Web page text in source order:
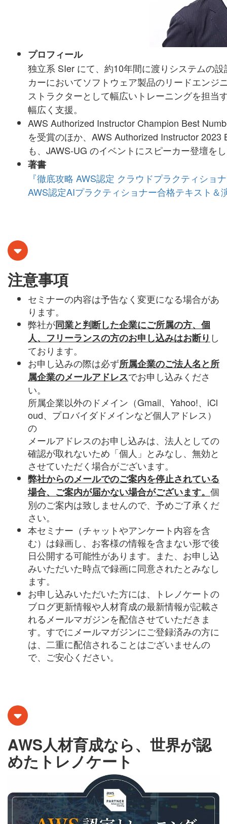
プロフィール
独立系 SIer にて、約10年間に渡りシステムの
カーにおいてソフトウェア製品のリードエンジ
ストラクターとして幅広いトレーニングを担
幅広く支援。
AWS Authorized Instructor Champion Best
を受賞のほか、AWS Authorized Instructor
も、JAWS-UG のイベントにスピーカー登壇を
著書
『徹底攻略 AWS認定 クラウドプラクティショ
AWS認定AIプラクティショナー合格テキスト＆
注意事項
セミナーの内容は予告なく変更になる場合があ
ります。
弊社が同業と判断した企業にご所属の方、個
人、フリーランスの方のお申し込みはお断り し
ております。
お申し込みの際は必ず所属企業のご法人名と所
属企業のメールアドレスでお申し込みくださ
い。
所属企業以外のドメイン（Gmail、 Yahoo!、 iCl
oud、プロバイダドメインなど個人アドレス）
の
メールアドレスのお申し込みは、法人としての
確認が取れないため「個人」とみなし、無効と
させていただく場合がございます。
弊社からのメールでのご案内を停止されている
場合、ご案内が届かない場合がございます。 個
別のご案内は致しませんので、予めご了承くだ
さい。
本セミナー（チャットやアンケート内容を含
む）は録画し、お客様の情報を含まない形で後
日公開する可能性があります。また、お申し込
みいただいた時点で録画に同意されたとみなし
ます。
お申し込みいただいた方には、トレノケートの
ブログ更新情報や人材育成の最新情報が記載さ
れるメールマガジンを配信させていただきま
す。すでにメールマガジンにご登録済みの方に
は、二重に配信されることはございませんの
で、ご安心ください。
AWS人材育成なら、世界が認
めたトレノケート